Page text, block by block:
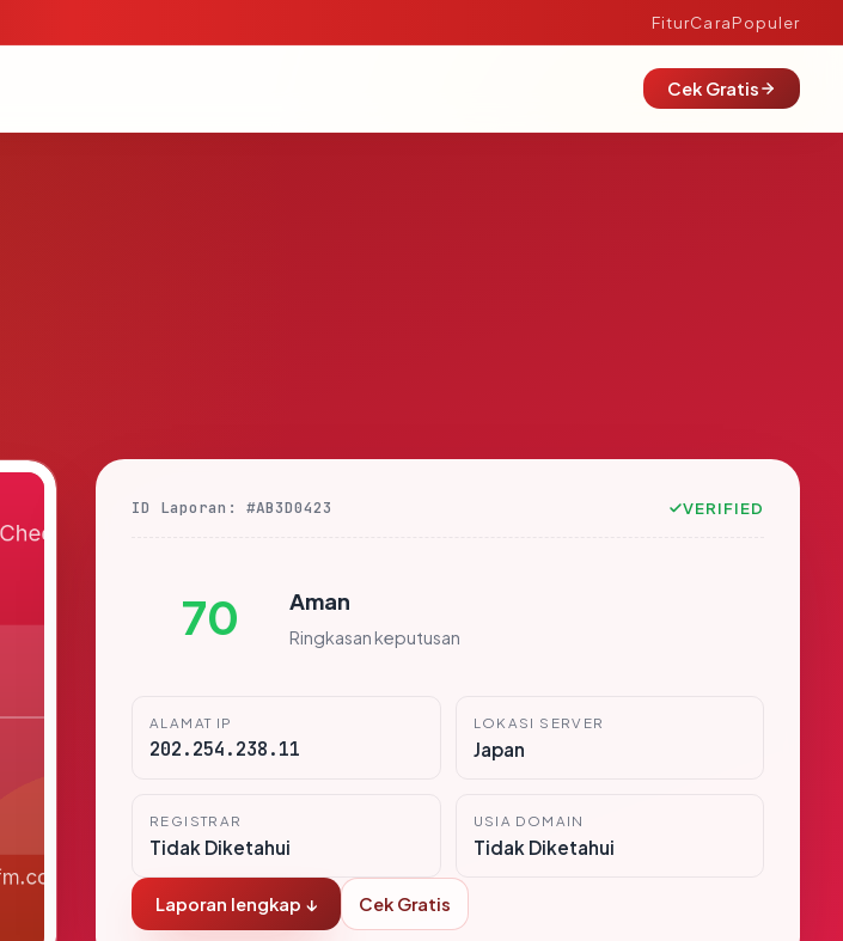
FiturCaraPopuler
Cek Gratis
ID Laporan: #AB3D0423 VERIFIED
70 Aman
Ringkasan keputusan
ALAMAT IP
202.254.238.11
LOKASI SERVER
Japan
REGISTRAR
Tidak Diketahui
USIA DOMAIN
Tidak Diketahui
Laporan lengkap ↓ Cek Gratis